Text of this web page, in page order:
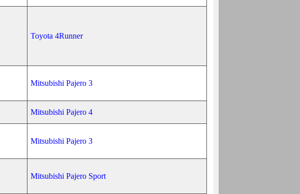
Toyota 4Runner
Mitsubishi Pajero 3
Mitsubishi Pajero 4
Mitsubishi Pajero 3
Mitsubishi Pajero Sport